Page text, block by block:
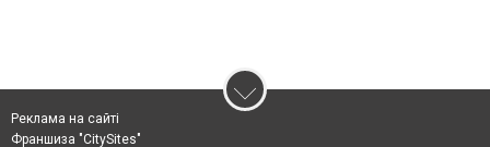
Реклама на сайті
Франшиза "CitySites"